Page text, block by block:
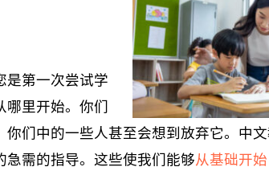
是第一次尝试学
哪里开始。你们
你们中的一些人甚至会想到放弃它。中
需的指导。这些使我们能够从基础开